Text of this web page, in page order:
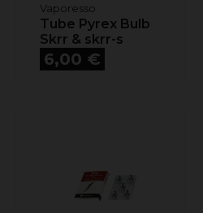
Vaporesso
Tube Pyrex Bulb
Skrr & skrr-s
Prix
6,00 €